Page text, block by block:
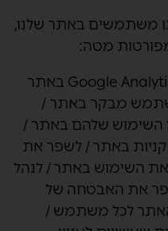
משתמשים באתר שלנו,
מטה:
אנחנו משתמשים בשירותי Google Analytics באתר
מבקר באתר /
השימוש שלהם באתר /
באתר / לשפר את
השימוש באתר / לנהל
את האבטחה של
לכל משתמש /